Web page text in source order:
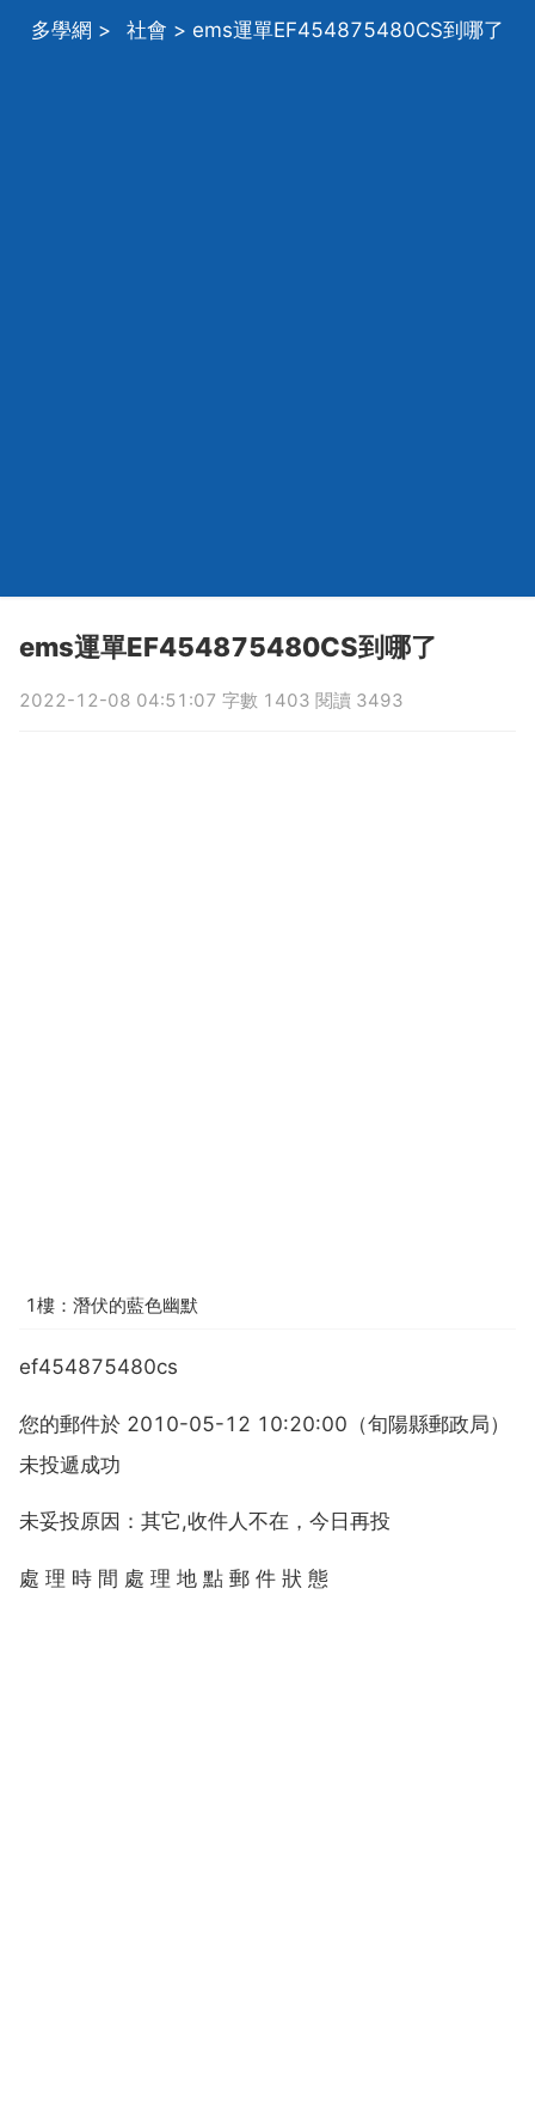
多學網 > 社會 > ems運單EF454875480CS到哪了
ems運單EF454875480CS到哪了
2022-12-08 04:51:07 字數 1403 閱讀 3493
1樓：潛伏的藍色幽默
ef454875480cs
您的郵件於 2010-05-12 10:20:00（旬陽縣郵政局）
未投遞成功
未妥投原因：其它,收件人不在，今日再投
處 理 時 間 處 理 地 點 郵 件 狀 態